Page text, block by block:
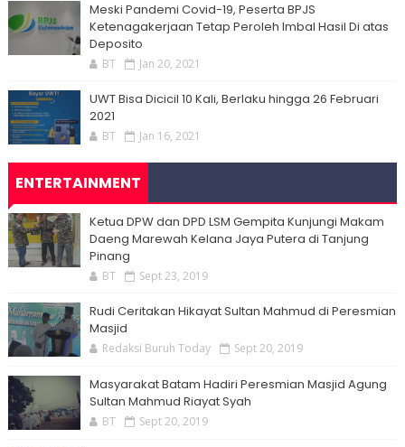
Meski Pandemi Covid-19, Peserta BPJS
Ketenagakerjaan Tetap Peroleh Imbal Hasil Di atas
Deposito
BT Jan 20, 2021
UWT Bisa Dicicil 10 Kali, Berlaku hingga 26 Februari
2021
BT Jan 16, 2021
ENTERTAINMENT
Ketua DPW dan DPD LSM Gempita Kunjungi Makam
Daeng Marewah Kelana Jaya Putera di Tanjung
Pinang
BT Sept 23, 2019
Rudi Ceritakan Hikayat Sultan Mahmud di Peresmian
Masjid
Redaksi Buruh Today Sept 20, 2019
Masyarakat Batam Hadiri Peresmian Masjid Agung
Sultan Mahmud Riayat Syah
BT Sept 20, 2019